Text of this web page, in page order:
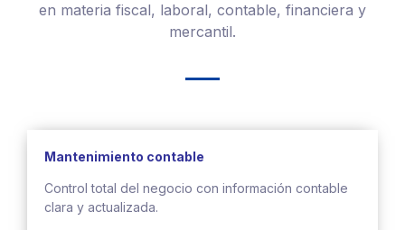
en materia fiscal, laboral, contable, financiera y
mercantil.
Mantenimiento contable
Control total del negocio con información contable
clara y actualizada.